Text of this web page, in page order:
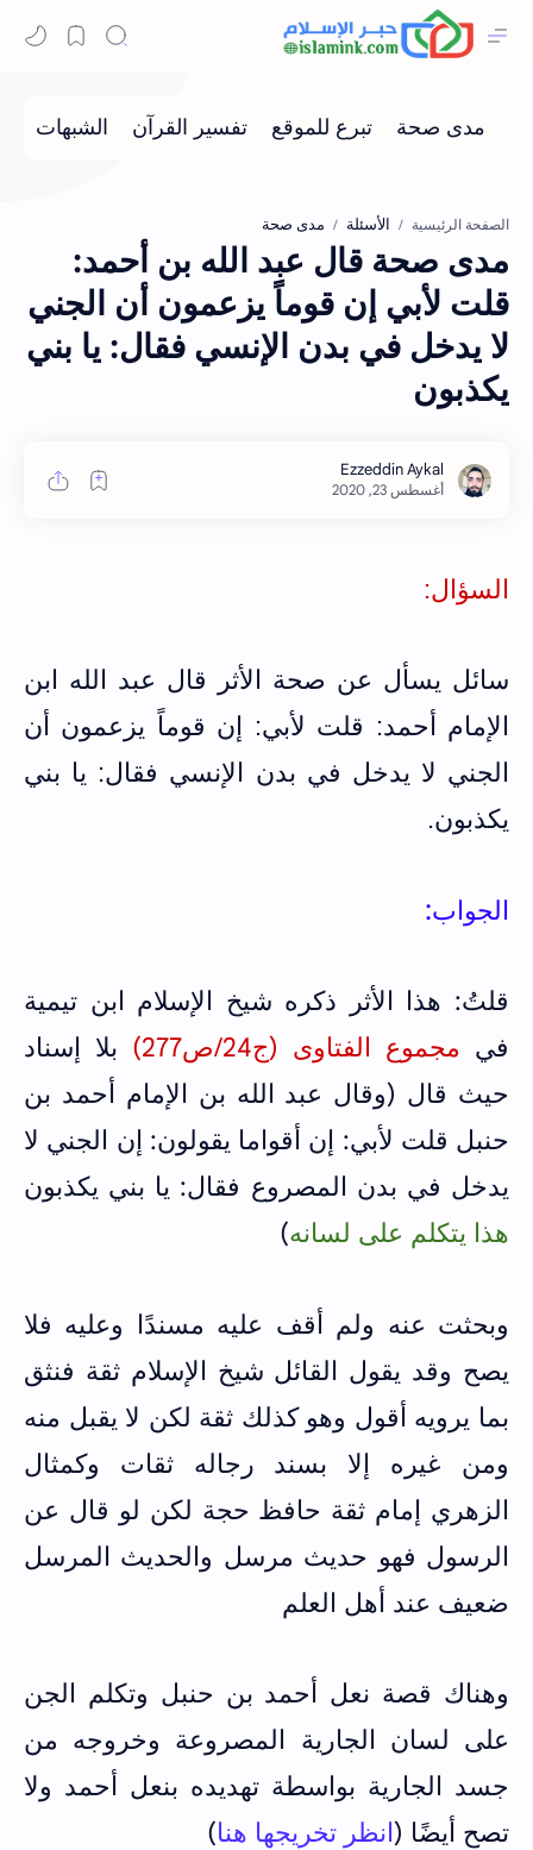
الصفحة الرئيسية الأسئلة مدى صحة
مدى صحة قال عبد الله بن أحمد‏:‏
‏قلت لأبي‏ إن قوماً يزعمون أن الجني
لا يدخل في بدن الإنسي فقال‏:‏ يا بني
يكذبون
السؤال:
سائل يسأل عن صحة الأثر قال عبد الله ابن
الإمام أحمد‏:‏ ‏قلت لأبي‏:‏ إن قوماً يزعمون أن
الجني لا يدخل في بدن الإنسي فقال‏:‏ يا بني
يكذبون.
الجواب:
قلتُ: هذا الأثر ذكره شيخ الإسلام ابن تيمية
في مجموع الفتاوى (ج24/ص277)
بلا إسناد
حيث قال (وقال عبد الله بن الإمام أحمد بن
حنبل قلت لأبي: إن أقواما يقولون: إن الجني لا
يدخل في بدن المصروع فقال: يا بني يكذبون
هذا يتكلم على لسانه)
وبحثت عنه ولم أقف عليه مسندًا وعليه فلا
يصح وقد يقول القائل شيخ الإسلام ثقة فنثق
بما يرويه أقول وهو كذلك ثقة لكن لا يقبل منه
ومن غيره إلا بسند رجاله ثقات وكمثال
الزهري إمام ثقة حافظ حجة لكن لو قال عن
الرسول فهو حديث مرسل والحديث المرسل
ضعيف عند أهل العلم
وهناك قصة نعل أحمد بن حنبل وتكلم الجن
على لسان الجارية المصروعة وخروجه من
جسد الجارية بواسطة تهديده بنعل أحمد ولا
تصح أيضًا (انظر تخريجها هنا)